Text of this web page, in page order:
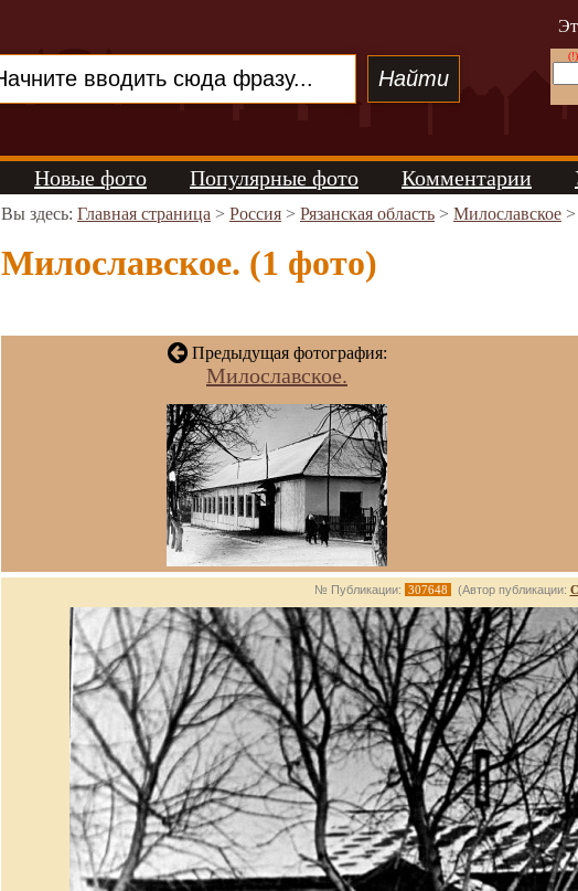
(!)
Новые фото Популярные фото Комментарии
Вы здесь: Главная страница > Россия > Рязанская область > Милославское
Милославское. (1 фото)
Предыдущая фотография:
Милославское.
№ Публикации: 307648 (Автор публикации: